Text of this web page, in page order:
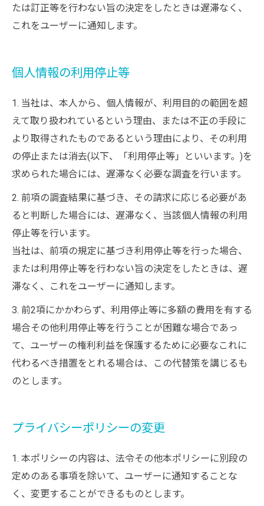
たは訂正等を行わない旨の決定をしたときは遅滞なく、
これをユーザーに通知します。
個人情報の利用停止等
1. 当社は、本人から、個人情報が、利用目的の範囲を超
えて取り扱われているという理由、または不正の手段に
より取得されたものであるという理由により、その利用
の停止または消去(以下、「利用停止等」といいます。)を
求められた場合には、遅滞なく必要な調査を行います。
2. 前項の調査結果に基づき、その請求に応じる必要があ
ると判断した場合には、遅滞なく、当該個人情報の利用
停止等を行います。
当社は、前項の規定に基づき利用停止等を行った場合、
または利用停止等を行わない旨の決定をしたときは、遅
滞なく、これをユーザーに通知します。
3. 前2項にかかわらず、利用停止等に多額の費用を有する
場合その他利用停止等を行うことが困難な場合であっ
て、ユーザーの権利利益を保護するために必要なこれに
代わるべき措置をとれる場合は、この代替策を講じるも
のとします。
プライバシーポリシーの変更
1. 本ポリシーの内容は、法令その他本ポリシーに別段の
定めのある事項を除いて、ユーザーに通知することな
く、変更することができるものとします。